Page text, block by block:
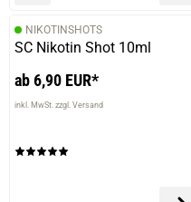
NIKOTINSHOTS
SC Nikotin Shot 10ml
ab 6,90 EUR*
inkl. MwSt. zzgl. Versand